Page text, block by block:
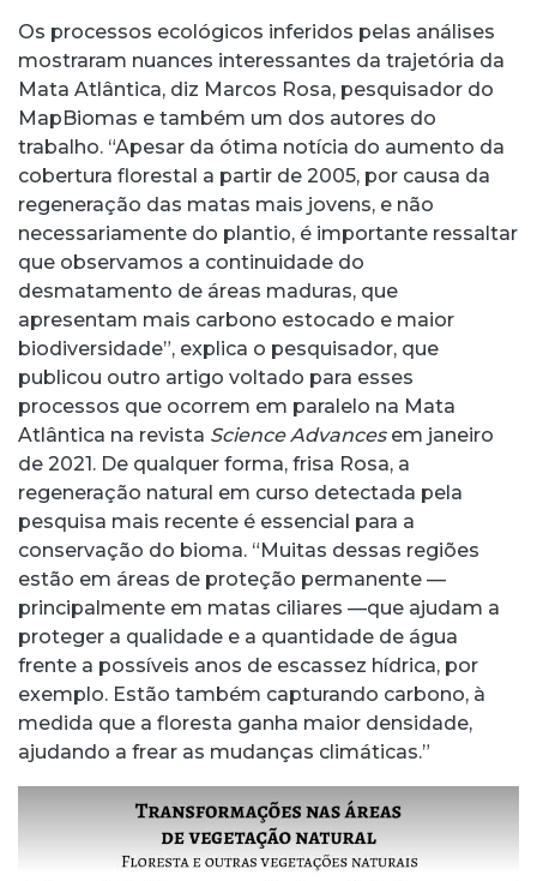
Os processos ecológicos inferidos pelas análises
mostraram nuances interessantes da trajetória da
Mata Atlântica, diz Marcos Rosa, pesquisador do
MapBiomas e também um dos autores do
trabalho. “Apesar da ótima notícia do aumento da
cobertura florestal a partir de 2005, por causa da
regeneração das matas mais jovens, e não
necessariamente do plantio, é importante ressaltar
que observamos a continuidade do
desmatamento de áreas maduras, que
apresentam mais carbono estocado e maior
biodiversidade”, explica o pesquisador, que
publicou outro artigo voltado para esses
processos que ocorrem em paralelo na Mata
Atlântica na revista Science Advancesem janeiro
de 2021. De qualquer forma, frisa Rosa, a
regeneração natural em curso detectada pela
pesquisa mais recente é essencial para a
conservação do bioma. “Muitas dessas regiões
estão em áreas de proteção permanente —
principalmente em matas ciliares —que ajudam a
proteger a qualidade e a quantidade de água
frente a possíveis anos de escassez hídrica, por
exemplo. Estão também capturando carbono, à
medida que a floresta ganha maior densidade,
ajudando a frear as mudanças climáticas.”